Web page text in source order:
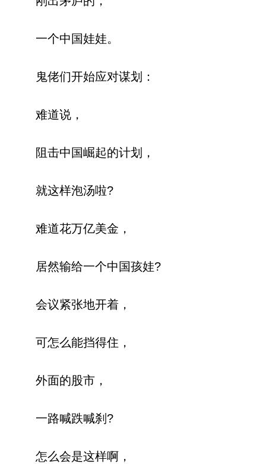
一个中国娃娃。
鬼佬们开始应对谋划：
难道说，
阻击中国崛起的计划，
就这样泡汤啦?
难道花万亿美金，
居然输给一个中国孩娃?
会议紧张地开着，
可怎么能挡得住，
外面的股市，
一路喊跌喊刹?
怎么会是这样啊，